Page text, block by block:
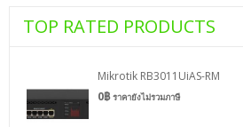
TOP RATED PRODUCTS
Mikrotik RB3011UiAS-RM
0฿ ราคายังไม่รวมภาษี